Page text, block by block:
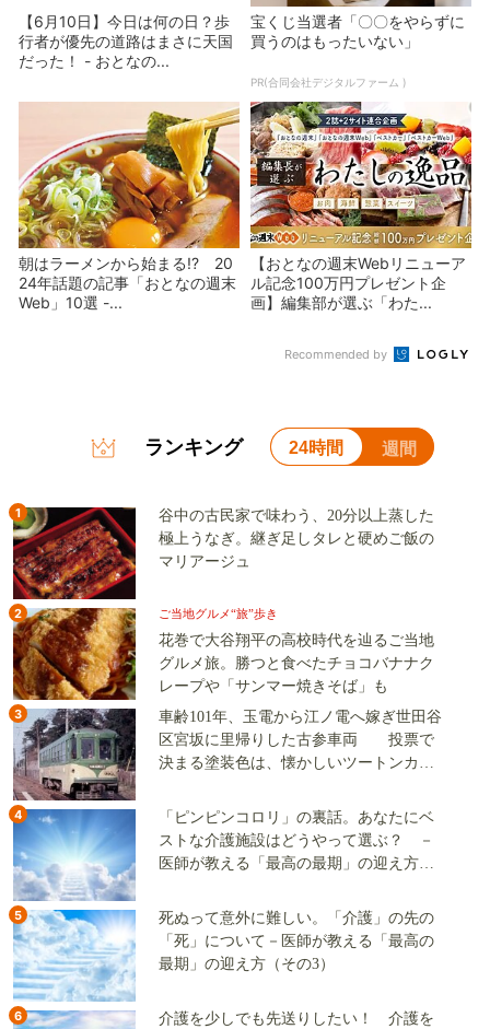
【6月10日】今日は何の日？歩
行者が優先の道路はまさに天国
だった！ - おとなの...
宝くじ当選者「〇〇をやらずに
買うのはもったいない」
PR(合同会社デジタルファーム )
朝はラーメンから始まる!? 20
24年話題の記事「おとなの週末
Web」10選 -...
【おとなの週末Webリニューア
ル記念100万円プレゼント企
画】編集部が選ぶ「わた...
Recommended by
ランキング 24時間 週間
1
谷中の古民家で味わう、20分以上蒸した
極上うなぎ。継ぎ足しタレと硬めご飯の
マリアージュ
2 ご当地グルメ“旅”歩き
花巻で大谷翔平の高校時代を辿るご当地
グルメ旅。勝つと食べたチョコバナナク
レープや「サンマー焼きそば」も
3
車齢101年、玉電から江ノ電へ嫁ぎ世田谷
区宮坂に里帰りした古参車両 投票で
決まる塗装色は、懐かしいツートンカラ
4
「ピンピンコロリ」の裏話。あなたにベ
ストな介護施設はどうやって選ぶ？ －
医師が教える「最高の最期」の迎え方
5
死ぬって意外に難しい。「介護」の先の
「死」について－医師が教える「最高の
最期」の迎え方（その3）
6
介護を少しでも先送りしたい！ 介護を